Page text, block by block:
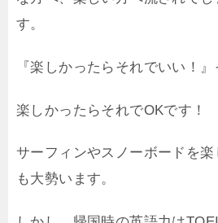
す。
『楽しかったらそれでいい！』
楽しかったらそれでOKです！
サーフィンやスノーボードを
も大勢います。